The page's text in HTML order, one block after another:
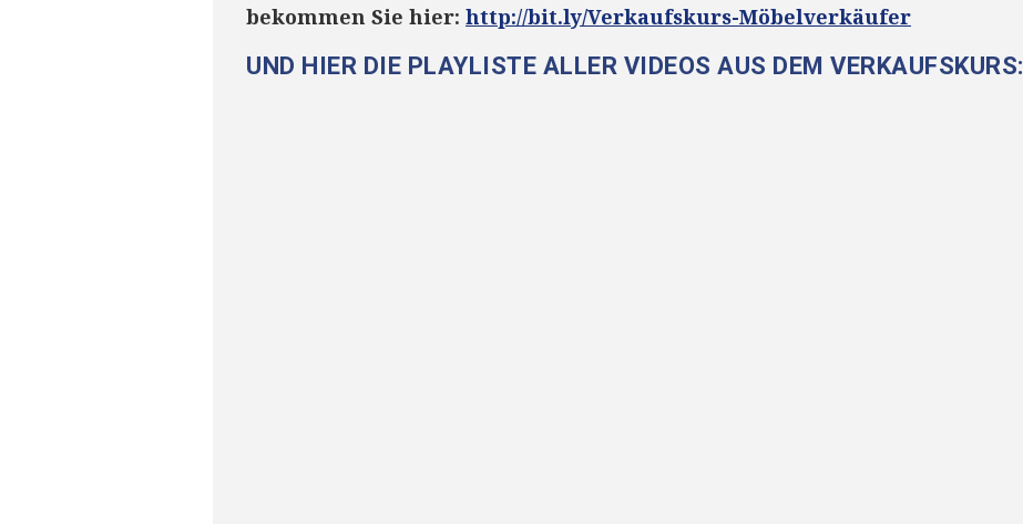
bekommen Sie hier: http://bit.ly/Verkaufskurs-Möbelverkäufer
UND HIER DIE PLAYLISTE ALLER VIDEOS AUS DEM VERKAUFSKURS: